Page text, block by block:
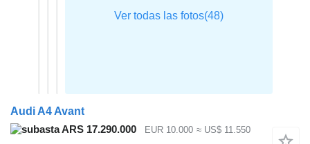
Audi A4 Avant
ARS 17.290.000
EUR 10.000 ≈ US$ 11.550